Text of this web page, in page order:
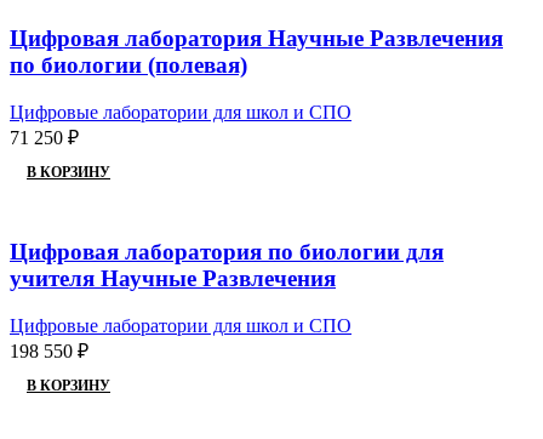
Цифровая лаборатория Научные Развлечения
по биологии (полевая)
Цифровые лаборатории для школ и СПО
71 250 ₽
В КОРЗИНУ
Цифровая лаборатория по биологии для
учителя Научные Развлечения
Цифровые лаборатории для школ и СПО
198 550 ₽
В КОРЗИНУ